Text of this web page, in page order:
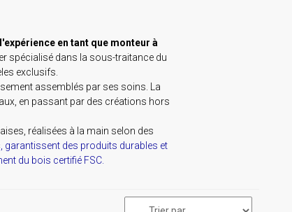
en tant que monteur à
spécialisé dans la sous-traitance du
exclusifs.
assemblés par ses soins. La
en passant par des créations hors
réalisées à la main selon des
garantissent des produits durables et
du bois certifié FSC.